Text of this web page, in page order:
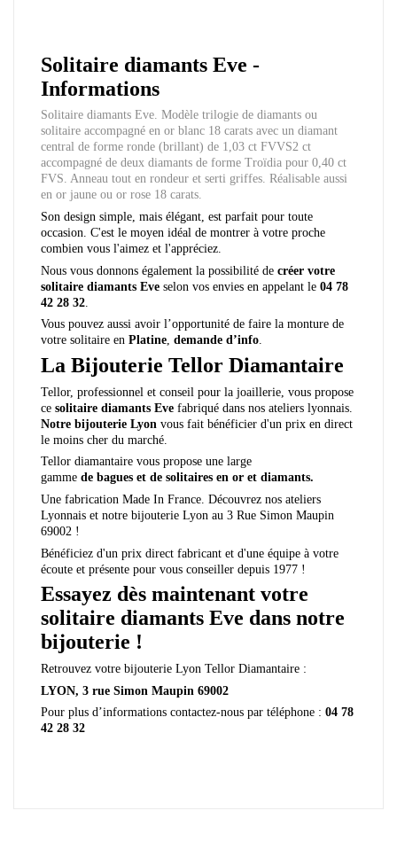
Solitaire diamants Eve -
Informations
Solitaire diamants Eve. Modèle trilogie de diamants ou
solitaire accompagné en or blanc 18 carats avec un diamant
central de forme ronde (brillant) de 1,03 ct FVVS2 ct
accompagné de deux diamants de forme Troïdia pour 0,40 ct
FVS. Anneau tout en rondeur et serti griffes. Réalisable aussi
en or jaune ou or rose 18 carats.
Son design simple, mais élégant, est parfait pour toute
occasion. C'est le moyen idéal de montrer à votre proche
combien vous l'aimez et l'appréciez.
Nous vous donnons également la possibilité de créer votre
solitaire diamants Eve selon vos envies en appelant le 04 78
42 28 32
Vous pouvez aussi avoir l’opportunité de faire la monture de
votre solitaire en Platine, demande d’info.
La Bijouterie Tellor Diamantaire
Tellor, professionnel et conseil pour la joaillerie, vous propose
ce solitaire diamants Eve fabriqué dans nos ateliers lyonnais.
Notre bijouterie Lyon vous fait bénéficier d'un prix en direct
le moins cher du marché.
Tellor diamantaire vous propose une large
gamme de bagues et de solitaires en or et diamants.
Une fabrication Made In France. Découvrez nos ateliers
Lyonnais et notre bijouterie Lyon au 3 Rue Simon Maupin
69002 !
Bénéficiez d'un prix direct fabricant et d'une équipe à votre
écoute et présente pour vous conseiller depuis 1977 !
Essayez dès maintenant votre
solitaire diamants Eve dans notre
bijouterie !
Retrouvez votre bijouterie Lyon Tellor Diamantaire :
LYON, 3 rue Simon Maupin 69002
Pour plus d’informations contactez-nous par téléphone : 04 78
42 28 32